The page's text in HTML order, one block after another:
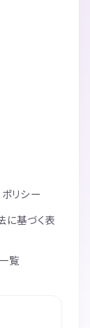
リシー
基づく表
覧